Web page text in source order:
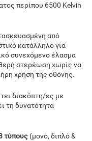
περίπου 6500 Kelvin
από
κατάλληλο για
συνεχόμενο έλασμα
στερέωση χωρίς να
χρήση της οθόνης.
διακόπτη/ες με
τη δυνατότητα
τύπους (μονό, διπλό &